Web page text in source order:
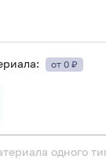
от 0 ₽
одного